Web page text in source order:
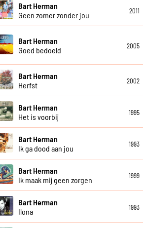
Bart Herman
Geen zomer zonder jou
2011
Bart Herman
Goed bedoeld
2005
Bart Herman
Herfst
2002
Bart Herman
Het is voorbij
1995
Bart Herman
Ik ga dood aan jou
1993
Bart Herman
Ik maak mij geen zorgen
1999
Bart Herman
Ilona
1993